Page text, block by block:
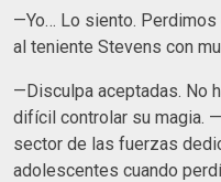
—Yo… Lo siento.
al teniente Stevens con
—Disculpa aceptadas. No
difícil controlar su magia.
sector de las fuerzas
adolescentes cuando